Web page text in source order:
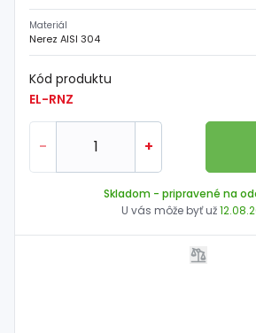
Materiál
Nerez AISI 304
Kód produktu
EL-RNZ
- +
Skladom - pripravené na
U vás môže byť už